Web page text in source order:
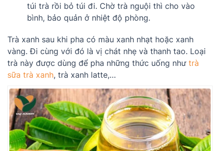
túi trà rồi bỏ túi đi. Chờ trà nguội thì cho vào
bình, bảo quản ở nhiệt độ phòng.
Trà xanh sau khi pha có màu xanh nhạt hoặc xanh
vàng. Đi cùng với đó là vị chát nhẹ và thanh tao. Loại
trà này được dùng để pha những thức uống như trà
sữa trà xanh, trà xanh latte,…